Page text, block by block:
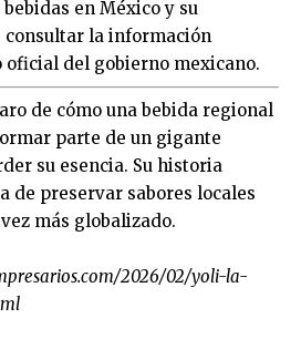
en México y su
consultar la información
del gobierno mexicano.
de cómo una bebida regional
parte de un gigante
su esencia. Su historia
de preservar sabores locales
más globalizado.
2026/02/yoli-la-